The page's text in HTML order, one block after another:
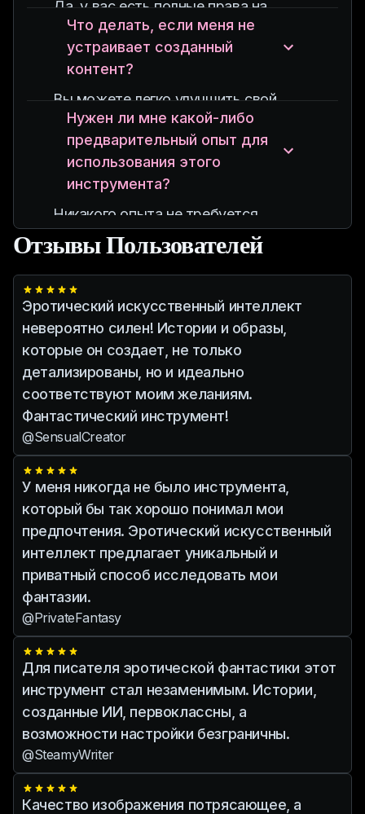
или реалистичные изображения.
Да, у вас есть полные права на
использование контента, созданного
с помощью Erotic AI, как для личных,
так и для коммерческих проектов.
Что делать, если меня не
устраивает созданный
контент?
Вы можете легко улучшить свой
контент, корректируя ввод или
пробуя разные стили, пока не
достигнете желаемого результата.
Нужен ли мне какой-либо
предварительный опыт для
использования этого
инструмента?
Никакого опыта не требуется.
Наш удобный интерфейс позволяет
каждому легко создавать и
наслаждаться
персонализированным эротическим
контентом.
Отзывы Пользователей
Эротический искусственный интеллект
невероятно силен! Истории и образы,
которые он создает, не только
детализированы, но и идеально
соответствуют моим желаниям.
Фантастический инструмент!
@SensualCreator
У меня никогда не было инструмента,
который бы так хорошо понимал мои
предпочтения. Эротический искусственный
интеллект предлагает уникальный и
приватный способ исследовать мои
фантазии.
@PrivateFantasy
Для писателя эротической фантастики этот
инструмент стал незаменимым. Истории,
созданные ИИ, первоклассны, а
возможности настройки безграничны.
@SteamyWriter
Качество изображения потрясающее, а